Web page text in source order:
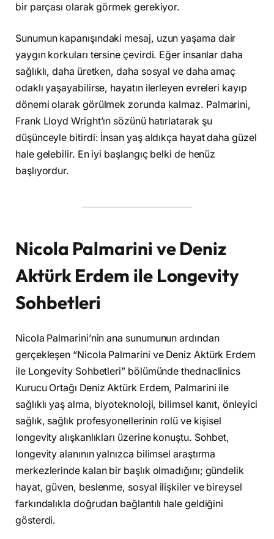
bir parçası olarak görmek gerekiyor.
Sunumun kapanışındaki mesaj, uzun yaşama dair
yaygın korkuları tersine çevirdi. Eğer insanlar daha
sağlıklı, daha üretken, daha sosyal ve daha amaç
odaklı yaşayabilirse, hayatın ilerleyen evreleri kayıp
dönemi olarak görülmek zorunda kalmaz. Palmarini,
Frank Lloyd Wright’ın sözünü hatırlatarak şu
düşünceyle bitirdi: İnsan yaş aldıkça hayat daha güzel
hale gelebilir. En iyi başlangıç belki de henüz
başlıyordur.
Nicola Palmarini ve Deniz
Aktürk Erdem ile Longevity
Sohbetleri
Nicola Palmarini’nin ana sunumunun ardından
gerçekleşen “Nicola Palmarini ve Deniz Aktürk Erdem
ile Longevity Sohbetleri” bölümünde thednaclinics
Kurucu Ortağı Deniz Aktürk Erdem, Palmarini ile
sağlıklı yaş alma, biyoteknoloji, bilimsel kanıt, önleyici
sağlık, sağlık profesyonellerinin rolü ve kişisel
longevity alışkanlıkları üzerine konuştu. Sohbet,
longevity alanının yalnızca bilimsel araştırma
merkezlerinde kalan bir başlık olmadığını; gündelik
hayat, güven, beslenme, sosyal ilişkiler ve bireysel
farkındalıkla doğrudan bağlantılı hale geldiğini
gösterdi.